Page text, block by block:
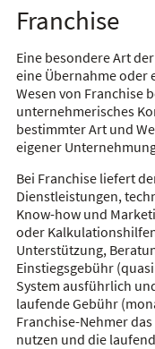
Franchise
Eine besondere Art
eine Übernahme oder
Wesen von Franchise
unternehmerisches
bestimmter Art und
eigener
Bei Franchise liefert
Dienstleistungen,
Know-how und
oder
Unterstützung,
Einstiegsgebühr
System ausführlich
laufende Gebühr
Franchise-Nehmer
nutzen und die